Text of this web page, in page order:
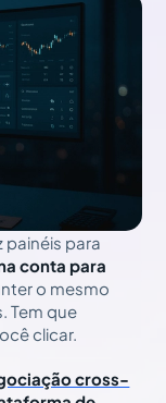
painéis para
conta para
o mesmo
Tem que
clicar.
cross-